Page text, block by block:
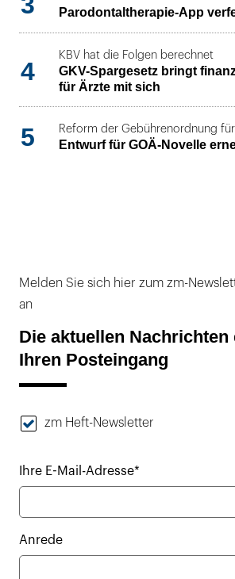
Parodontaltherapie-App
4
KBV hat die Folgen berechnet
GKV-Spargesetz bringt
für Ärzte mit sich
5 Reform der Gebührenordnung
Entwurf für GOÄ-Novelle
Melden Sie sich hier zum zm-
an
Die aktuellen Nachrichten
Ihren Posteingang
zm Heft-Newsletter
Ihre E-Mail-Adresse*
Anrede